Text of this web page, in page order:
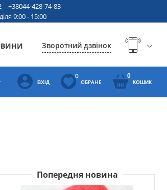
+38044-428-74-83
9:00 - 15:00
Зворотний дзвінок
ВХІД
0
ОБРАНЕ
0
КОШИК
Попередня новина